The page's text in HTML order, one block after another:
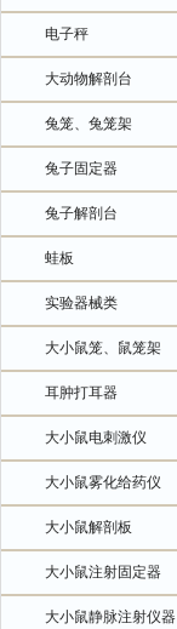
电子秤
大动物解剖台
兔笼、兔笼架
兔子固定器
兔子解剖台
蛙板
实验器械类
大小鼠笼、鼠笼架
耳肿打耳器
大小鼠电刺激仪
大小鼠雾化给药仪
大小鼠解剖板
大小鼠注射固定器
大小鼠静脉注射仪器